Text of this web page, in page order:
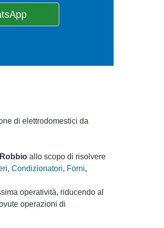
di elettrodomestici da
allo scopo di risolvere
, Condizionatori, Forni,
operatività, riducendo al
operazioni di